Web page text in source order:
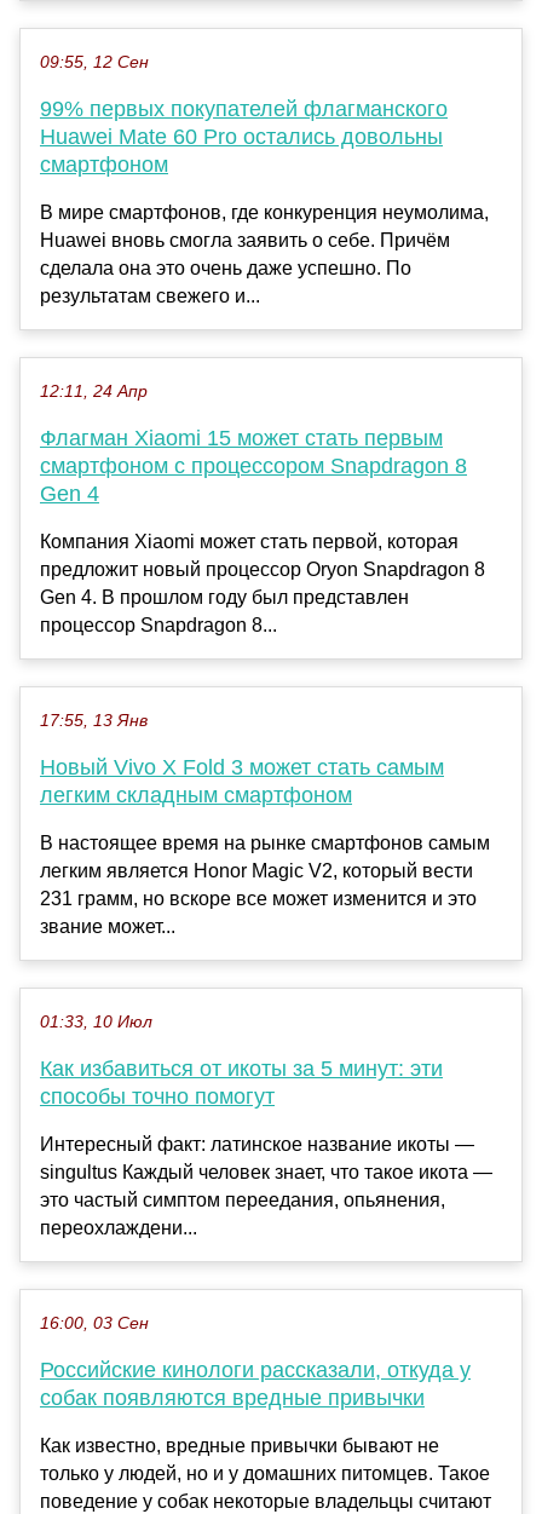
09:55, 12 Сен
99% первых покупателей флагманского
Huawei Mate 60 Pro остались довольны
смартфоном
В мире смартфонов, где конкуренция неумолима,
Huawei вновь смогла заявить о себе. Причём
сделала она это очень даже успешно. По
результатам свежего и...
12:11, 24 Апр
Флагман Xiaomi 15 может стать первым
смартфоном с процессором Snapdragon 8
Gen 4
Компания Xiaomi может стать первой, которая
предложит новый процессор Oryon Snapdragon 8
Gen 4. В прошлом году был представлен
процессор Snapdragon 8...
17:55, 13 Янв
Новый Vivo X Fold 3 может стать самым
легким складным смартфоном
В настоящее время на рынке смартфонов самым
легким является Honor Magic V2, который вести
231 грамм, но вскоре все может изменится и это
звание может...
01:33, 10 Июл
Как избавиться от икоты за 5 минут: эти
способы точно помогут
Интересный факт: латинское название икоты —
singultus Каждый человек знает, что такое икота —
это частый симптом переедания, опьянения,
переохлаждени...
16:00, 03 Сен
Российские кинологи рассказали, откуда у
собак появляются вредные привычки
Как известно, вредные привычки бывают не
только у людей, но и у домашних питомцев. Такое
поведение у собак некоторые владельцы считают